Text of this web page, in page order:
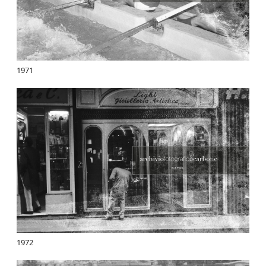
1971
1972